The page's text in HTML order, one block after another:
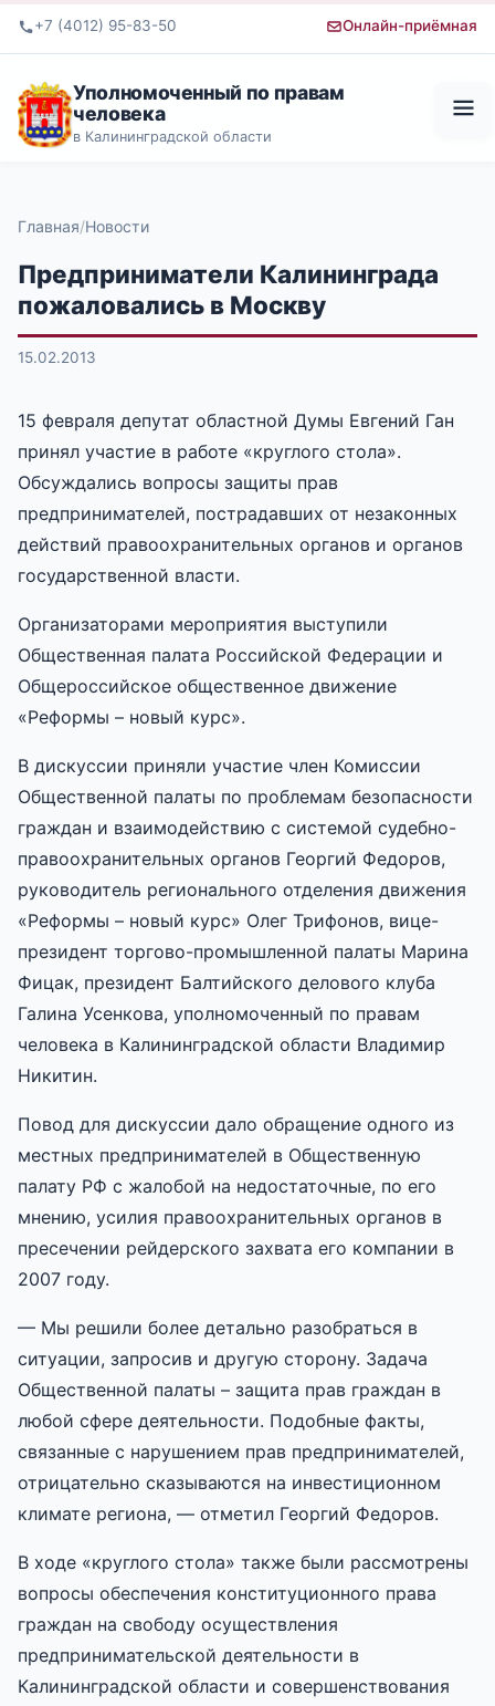
+7 (4012) 95-83-50 Онлайн-приёмная
Уполномоченный по правам
человека
в Калининградской области
Главная Новости
Предприниматели Калининграда
пожаловались в Москву
15.02.2013
15 февраля депутат областной Думы Евгений Ган
принял участие в работе «круглого стола».
Обсуждались вопросы защиты прав
предпринимателей, пострадавших от незаконных
действий правоохранительных органов и органов
государственной власти.
Организаторами мероприятия выступили
Общественная палата Российской Федерации и
Общероссийское общественное движение
«Реформы – новый курс».
В дискуссии приняли участие член Комиссии
Общественной палаты по проблемам безопасности
граждан и взаимодействию с системой судебно-
правоохранительных органов Георгий Федоров,
руководитель регионального отделения движения
«Реформы – новый курс» Олег Трифонов, вице-
президент торгово-промышленной палаты Марина
Фицак, президент Балтийского делового клуба
Галина Усенкова, уполномоченный по правам
человека в Калининградской области Владимир
Никитин.
Повод для дискуссии дало обращение одного из
местных предпринимателей в Общественную
палату РФ с жалобой на недостаточные, по его
мнению, усилия правоохранительных органов в
пресечении рейдерского захвата его компании в
2007 году.
— Мы решили более детально разобраться в
ситуации, запросив и другую сторону. Задача
Общественной палаты – защита прав граждан в
любой сфере деятельности. Подобные факты,
связанные с нарушением прав предпринимателей,
отрицательно сказываются на инвестиционном
климате региона, — отметил Георгий Федоров.
В ходе «круглого стола» также были рассмотрены
вопросы обеспечения конституционного права
граждан на свободу осуществления
предпринимательской деятельности в
Калининградской области и совершенствования